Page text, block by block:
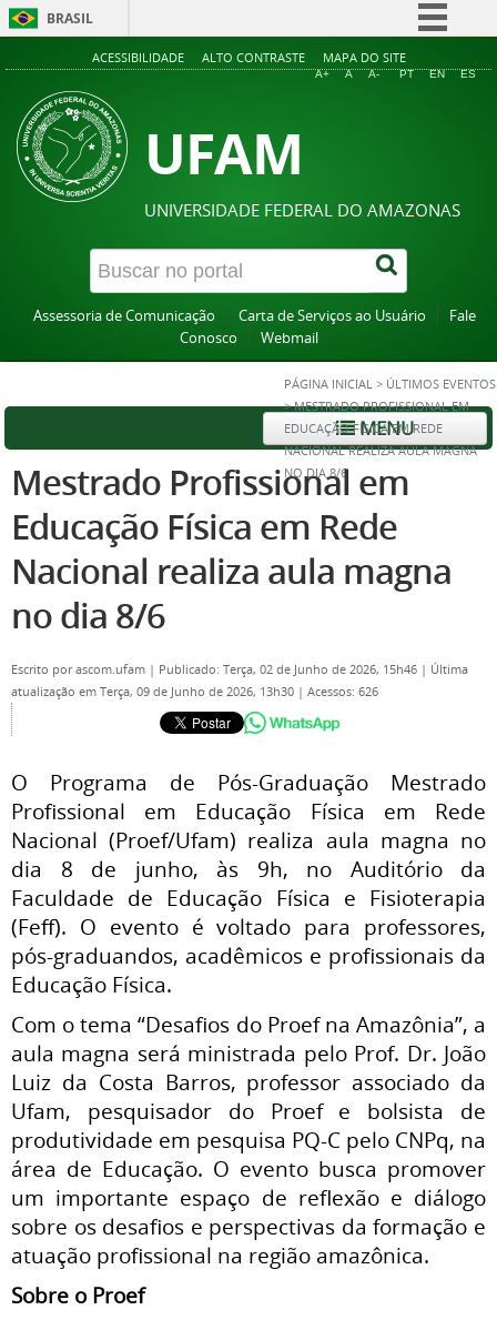
BRASIL
Simplifique!
Acesso à informação
ACESSIBILIDADE ALTO CONTRASTE MAPA DO SITE
A+ A A- PT EN ES
UFAM
UNIVERSIDADE FEDERAL DO AMAZONAS
Assessoria de Comunicação Carta de Serviços ao Usuário
Fale
Conosco
Webmail
PÁGINA INICIAL > ÚLTIMOS EVENTOS
>MESTRADO PROFISSIONAL EM
EDUCAÇÃO FÍSICA EM REDE
NACIONAL REALIZA AULA MAGNA
NO DIA 8/6
MENU
Mestrado Profissional em
Educação Física em Rede
Nacional realiza aula magna
no dia 8/6
Escrito porascom.ufam | Publicado: Terça, 02 de Junho de 2026, 15h46 | Última
atualização em Terça, 09 de Junho de 2026, 13h30 | Acessos: 626
O Programa de Pós-Graduação Mestrado
Profissional em Educação Física em Rede
Nacional (Proef/Ufam) realiza aula magna no
dia 8 de junho, às 9h, no Auditório da
Faculdade de Educação Física e Fisioterapia
(Feff). O evento é voltado para professores,
pós-graduandos, acadêmicos e profissionais da
Educação Física.
Com o tema “Desafios do Proef na Amazônia”, a
aula magna será ministrada pelo Prof. Dr. João
Luiz da Costa Barros, professor associado da
Ufam, pesquisador do Proef e bolsista de
produtividade em pesquisa PQ-C pelo CNPq, na
área de Educação. O evento busca promover
um importante espaço de reflexão e diálogo
sobre os desafios e perspectivas da formação e
atuação profissional na região amazônica.
Sobre o Proef